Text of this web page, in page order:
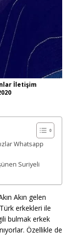
İletişim
Whatsapp
Suriyeli
Akın gelen
erkekleri ile
bulmak erkek
Özellikle de